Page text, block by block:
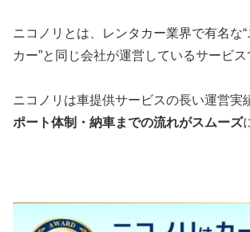
ニコノリとは、レンタカー業界で有名な
カー”と同じ会社が運営しているサービス
ニコノリは車提供サービスの長い運営実
ポート体制・納車までの流れがスムーズ